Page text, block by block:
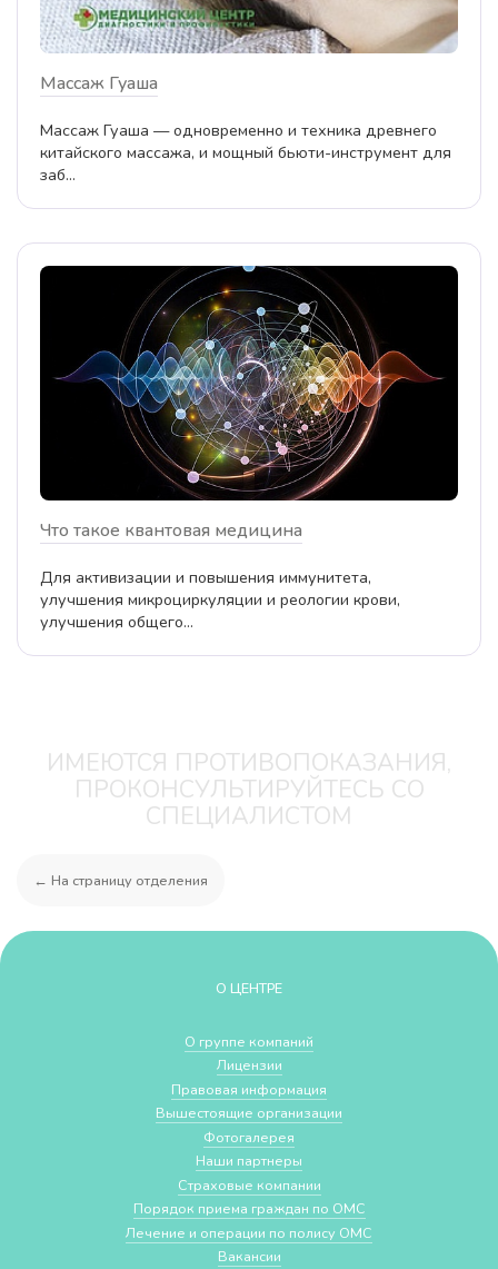
Массаж Гуаша
Массаж Гуаша — одновременно и техника древнего
китайского массажа, и мощный бьюти-инструмент для
заб...
Что такое квантовая медицина
Для активизации и повышения иммунитета,
улучшения микроциркуляции и реологии крови,
улучшения общего...
ИМЕЮТСЯ ПРОТИВОПОКАЗАНИЯ,
ПРОКОНСУЛЬТИРУЙТЕСЬ СО
СПЕЦИАЛИСТОМ
← На страницу отделения
О ЦЕНТРЕ
О группе компаний
Лицензии
Правовая информация
Вышестоящие организации
Фотогалерея
Наши партнеры
Страховые компании
Порядок приема граждан по ОМС
Лечение и операции по полису ОМС
Вакансии